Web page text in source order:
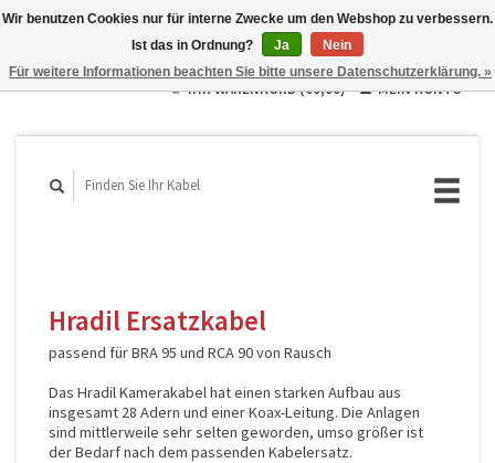
English
Français
IHR WARENKORB (€0,00) MEIN KONTO
Hradil Ersatzkabel
passend für BRA 95 und RCA 90 von Rausch
Das Hradil Kamerakabel hat einen starken Aufbau aus
insgesamt 28 Adern und einer Koax-Leitung. Die Anlagen
sind mittlerweile sehr selten geworden, umso größer ist
der Bedarf nach dem passenden Kabelersatz.
Wir benutzen Cookies nur für interne Zwecke um den Webshop zu verbessern.
Ist das in Ordnung?
Ja
Nein
Für weitere Informationen beachten Sie bitte unsere Datenschutzerklärung. »